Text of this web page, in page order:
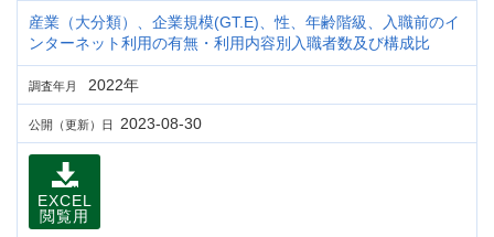
産業（大分類）、企業規模(GT.E)、性、年齢階級、入職前のイ
ンターネット利用の有無・利用内容別入職者数及び構成比
調査年月 2022年
公開（更新）日 2023-08-30
EXCEL
閲覧用